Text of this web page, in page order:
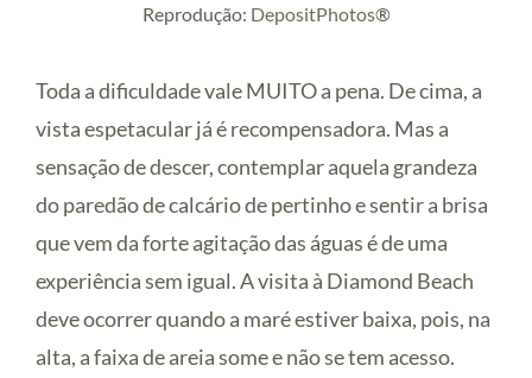
Reprodução: DepositPhotos®
Toda a dificuldade vale MUITO a pena. De cima, a
vista espetacular já é recompensadora. Mas a
sensação de descer, contemplar aquela grandeza
do paredão de calcário de pertinho e sentir a brisa
que vem da forte agitação das águas é de uma
experiência sem igual. A visita à Diamond Beach
deve ocorrer quando a maré estiver baixa, pois, na
alta, a faixa de areia some e não se tem acesso.